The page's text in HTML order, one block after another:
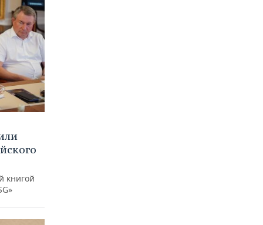
книгой